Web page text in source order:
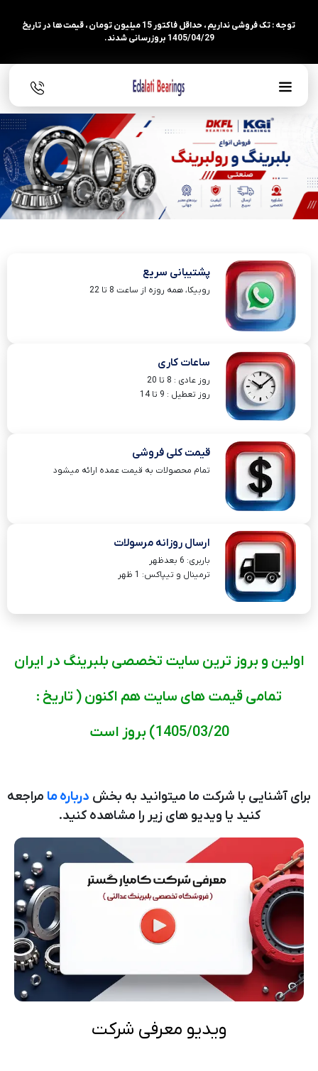
توجه : تک فروشی نداریم ، حداقل فاکتور 15 میلیون تومان ، قیمت ها در تاریخ
1405/04/29 بروزرسانی شدند.
پشتیبانی سریع
روبیکا، همه روزه از ساعت 8 تا 22
ساعات کاری
روز عادی : 8 تا 20
روز تعطیل : 9 تا 14
قیمت کلی فروشی
تمام محصولات به قیمت عمده ارائه میشود
ارسال روزانه مرسولات
باربری: 6 بعدظهر
ترمینال و تیپاکس: 1 ظهر
اولین و بروز ترین سایت تخصصی بلبرینگ در ایران
تمامی قیمت های سایت هم اکنون ( تاریخ :
1405/03/20) بروز است
برای آشنایی با شرکت ما میتوانید به بخش درباره ما مراجعه
کنید یا ویدیو های زیر را مشاهده کنید.
ویدیو معرفی شرکت